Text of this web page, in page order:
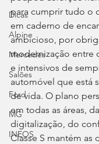
Dicas
Alpine
Mercedes
Salões
Ford
MG
INEOS
para cumprir tudo o
em caderno de
ambicioso, por
modernização entre
e intensivos de
automóvel que está
de vida. O plano
em todas as áreas,
digitalização, do
Classe S mantém as